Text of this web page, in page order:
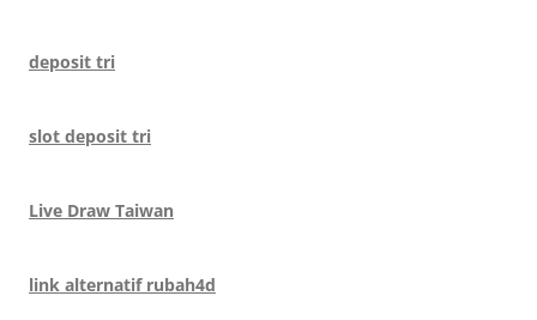
deposit tri
slot deposit tri
Live Draw Taiwan
link alternatif rubah4d